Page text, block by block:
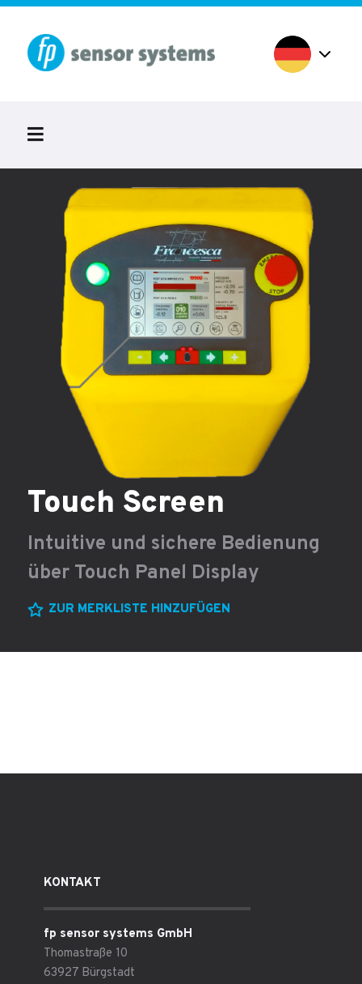
Touch Screen
Intuitive und sichere Bedienung
über Touch Panel Display
ZUR MERKLISTE HINZUFÜGEN
KONTAKT
fp sensor systems GmbH
Thomastraße 10
63927 Bürgstadt